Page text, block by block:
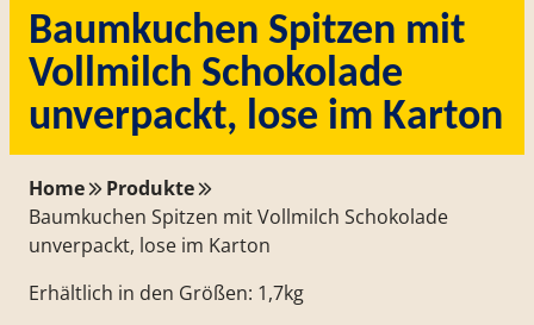
Baumkuchen Spitzen mit
Vollmilch Schokolade
unverpackt, lose im Karton
Home
Produkte
Baumkuchen Spitzen mit Vollmilch Schokolade
unverpackt, lose im Karton
Erhältlich in den Größen: 1,7kg